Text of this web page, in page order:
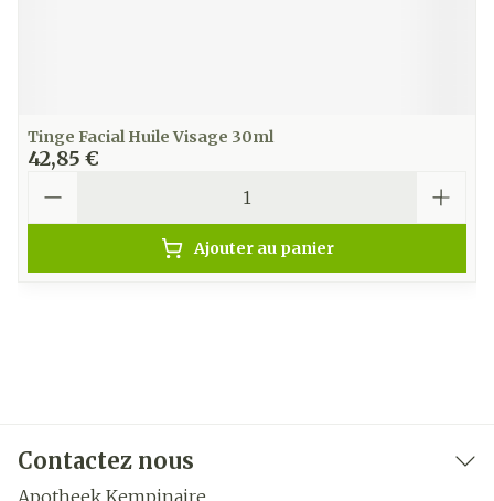
Tinge Facial Huile Visage 30ml
42,85 €
Ajouter au panier
Contactez nous
Apotheek Kempinaire